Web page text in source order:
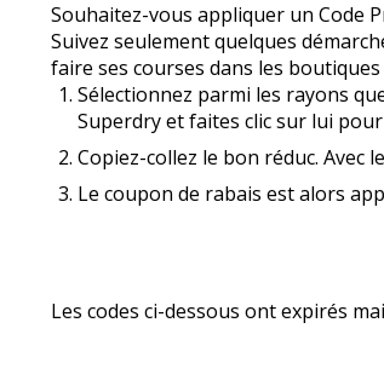
Souhaitez-vous appliquer un Code
Suivez seulement quelques
faire ses courses dans les
Sélectionnez parmi les rayons
Superdry et faites clic sur lui
Copiez-collez le bon réduc. Avec
Le coupon de rabais est alors
Les codes ci-dessous ont expirés